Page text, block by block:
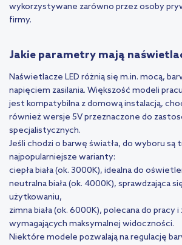
wykorzystywane zarówno przez osoby
firmy.
Jakie parametry mają
Naświetlacze LED różnią się m.in. mocą,
napięciem zasilania. Większość modeli
jest kompatybilna z domową instalacją,
również wersje 5V przeznaczone do
specjalistycznych.
Jeśli chodzi o barwę światła, do wyboru są
najpopularniejsze warianty:
ciepła biała (ok. 3000K), idealna do
neutralna biała (ok. 4000K), sprawdzająca
użytkowaniu,
zimna biała (ok. 6000K), polecana do pracy i
wymagających maksymalnej widoczności.
Niektóre modele pozwalają na regulację